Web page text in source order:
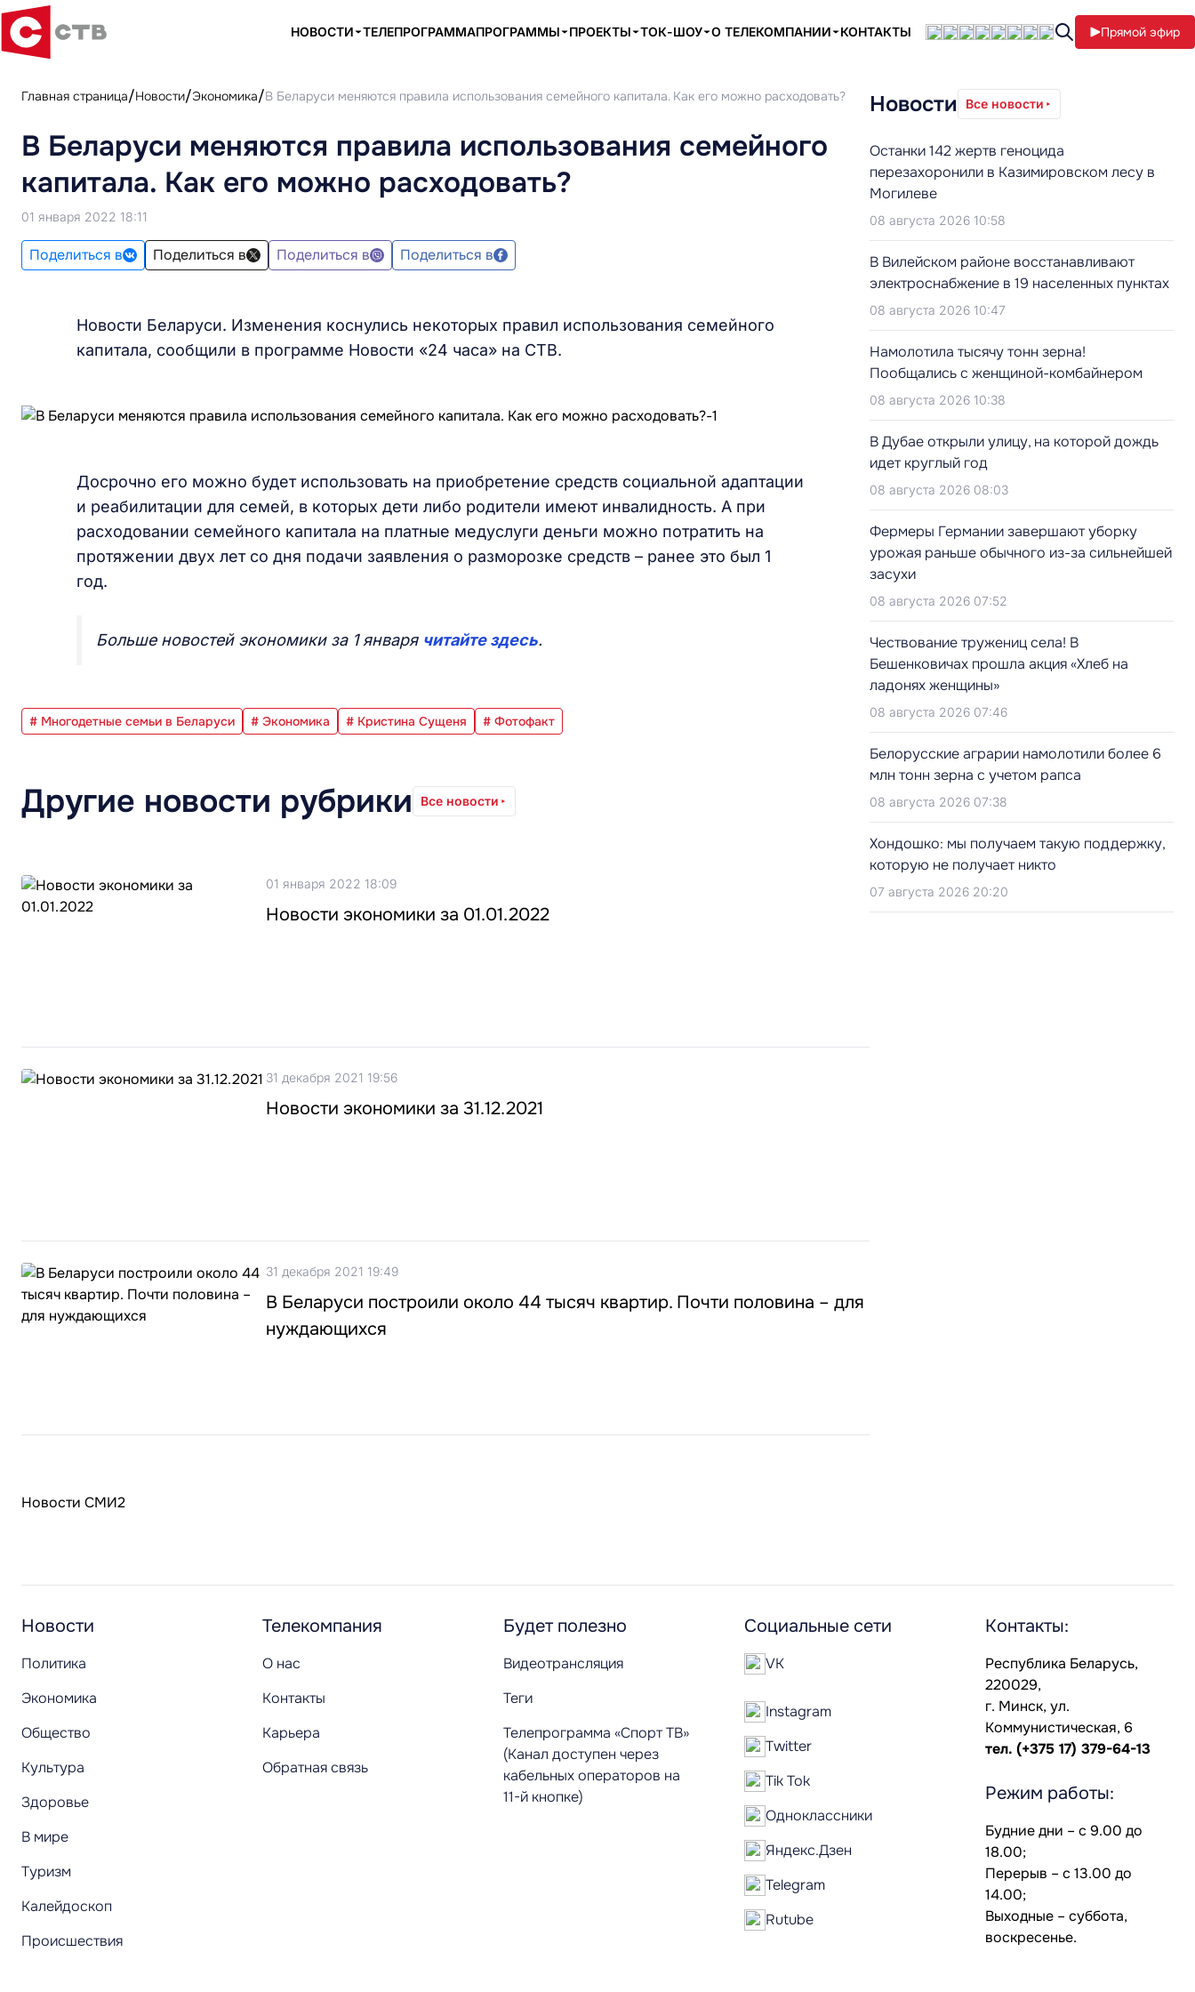
НОВОСТИ ТЕЛЕПРОГРАММАПРОГРАММЫ ПРОЕКТЫ ТОК-ШОУ О ТЕЛЕКОМПАНИИ КОНТАКТЫ Прямой эфир
Главная страница Новости Экономика В Беларуси меняются правила использования семейного капитала. Как его можно расходовать?
В Беларуси меняются правила использования семейного
капитала. Как его можно расходовать?
01 января 2022 18:11
Поделиться в Поделиться в Поделиться в Поделиться в
Новости Беларуси. Изменения коснулись некоторых правил использования семейного
капитала, сообщили в программе Новости «24 часа» на СТВ.
Досрочно его можно будет использовать на приобретение средств социальной адаптации
и реабилитации для семей, в которых дети либо родители имеют инвалидность. А при
расходовании семейного капитала на платные медуслуги деньги можно потратить на
протяжении двух лет со дня подачи заявления о разморозке средств – ранее это был 1
год.
Больше новостей экономики за 1 января читайте здесь.
# Многодетные семьи в Беларуси # Экономика # Кристина Сущеня # Фотофакт
Другие новости рубрики Все новости
01 января 2022 18:09
Новости экономики за 01.01.2022
31 декабря 2021 19:56
Новости экономики за 31.12.2021
31 декабря 2021 19:49
В Беларуси построили около 44 тысяч квартир. Почти половина – для
нуждающихся
Новости СМИ2
Новости Все новости
Останки 142 жертв геноцида
перезахоронили в Казимировском лесу в
Могилеве
08 августа 2026 10:58
В Вилейском районе восстанавливают
электроснабжение в 19 населенных пунктах
08 августа 2026 10:47
Намолотила тысячу тонн зерна!
Пообщались с женщиной-комбайнером
08 августа 2026 10:38
В Дубае открыли улицу, на которой дождь
идет круглый год
08 августа 2026 08:03
Фермеры Германии завершают уборку
урожая раньше обычного из-за сильнейшей
засухи
08 августа 2026 07:52
Чествование тружениц села! В
Бешенковичах прошла акция «Хлеб на
ладонях женщины»
08 августа 2026 07:46
Белорусские аграрии намолотили более 6
млн тонн зерна с учетом рапса
08 августа 2026 07:38
Хондошко: мы получаем такую поддержку,
которую не получает никто
07 августа 2026 20:20
Новости
Политика
Экономика
Общество
Культура
Здоровье
В мире
Туризм
Калейдоскоп
Происшествия
Телекомпания
О нас
Контакты
Карьера
Обратная связь
Будет полезно
Видеотрансляция
Теги
Телепрограмма «Спорт ТВ»
(Канал доступен через
кабельных операторов на
11-й кнопке)
Социальные сети
VK
Instagram
Twitter
Tik Tok
Одноклассники
Яндекс.Дзен
Telegram
Rutube
Контакты:
Республика Беларусь,
220029,
г. Минск, ул.
Коммунистическая, 6
тел. (+375 17) 379-64-13
Режим работы:
Будние дни – с 9.00 до
18.00;
Перерыв – с 13.00 до
14.00;
Выходные – суббота,
воскресенье.